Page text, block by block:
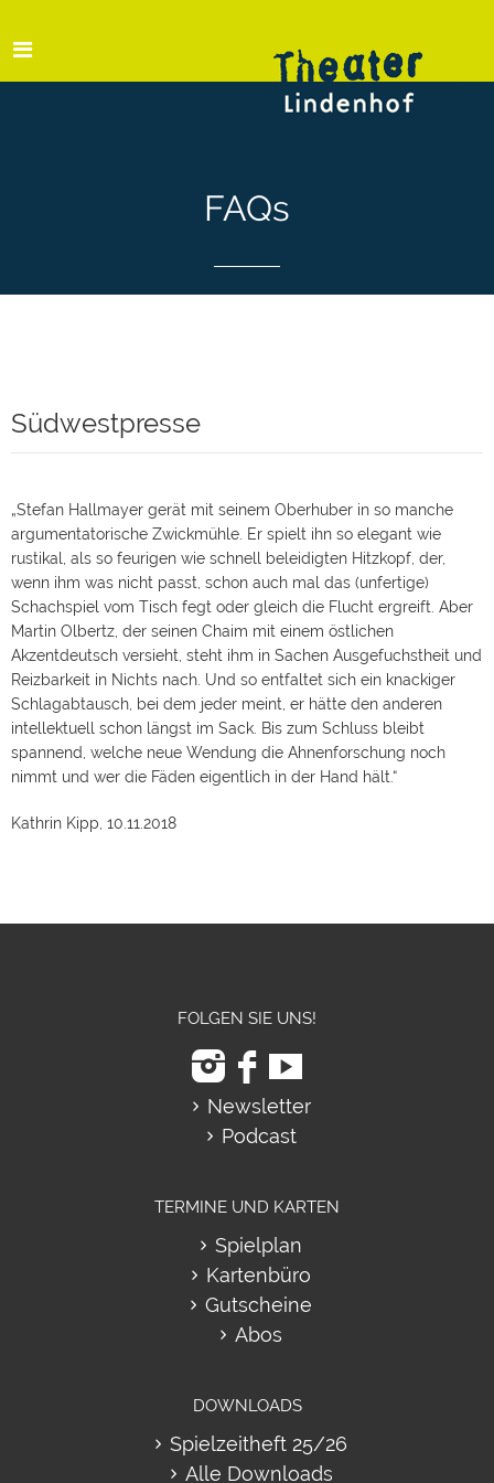
FAQs
Südwestpresse
„Stefan Hallmayer gerät mit seinem Oberhuber in so manche
argumentatorische Zwickmühle. Er spielt ihn so elegant wie
rustikal, als so feurigen wie schnell beleidigten Hitzkopf, der,
wenn ihm was nicht passt, schon auch mal das (unfertige)
Schachspiel vom Tisch fegt oder gleich die Flucht ergreift. Aber
Martin Olbertz, der seinen Chaim mit einem östlichen
Akzentdeutsch versieht, steht ihm in Sachen Ausgefuchstheit und
Reizbarkeit in Nichts nach. Und so entfaltet sich ein knackiger
Schlagabtausch, bei dem jeder meint, er hätte den anderen
intellektuell schon längst im Sack. Bis zum Schluss bleibt
spannend, welche neue Wendung die Ahnenforschung noch
nimmt und wer die Fäden eigentlich in der Hand hält.“
Kathrin Kipp, 10.11.2018
FOLGEN SIE UNS!
Newsletter
Podcast
TERMINE UND KARTEN
Spielplan
Kartenbüro
Gutscheine
Abos
DOWNLOADS
Spielzeitheft 25/26
Alle Downloads